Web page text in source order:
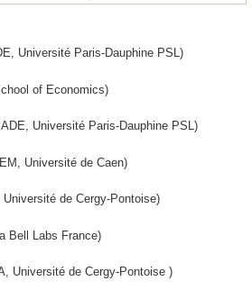
Université Paris-Dauphine PSL)
of Economics)
Université Paris-Dauphine PSL)
Université de Caen)
de Cergy-Pontoise)
Bell Labs France)
Université de Cergy-Pontoise )